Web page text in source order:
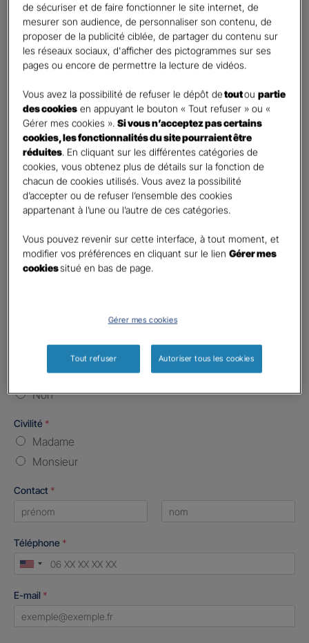
Percevoir un complément de revenu régulier à la
retraite
Percevoir un capital
Autre besoin
Etes-vous déjà titulaire d’un contrat Retraite ? *
Oui
Non
Quel est votre statut professionnel ?*
TNS (Travailleur non salarié)
Salarié
Le saviez-vous ?
Le PER individuel est un produit d'épargne à long terme qui vous permet d'obtenir une
Vos informations :
Etes-vous déjà client Gan assurances ?*
Oui
Non
Civilité *
Madame
Monsieur
Contact *
Téléphone *
United
+1
E-mail *
de sécuriser et de faire fonctionner le site internet, de
mesurer son audience, de personnaliser son contenu, de
proposer de la publicité ciblée, de partager du contenu sur
les réseaux sociaux, d'afficher des pictogrammes sur ses
pages ou encore de permettre la lecture de vidéos.
Vous avez la possibilité de refuser le dépôt detoutoupartie
des cookies en appuyant le bouton « Tout refuser » ou «
Gérer mes cookies ».Si vous n’acceptez pas certains
cookies, les fonctionnalités du site pourraient être
réduites. En cliquant sur les différentes catégories de
cookies, vous obtenez plus de détails sur la fonction de
chacun de cookies utilisés. Vous avez la possibilité
d’accepter ou de refuser l’ensemble des cookies
appartenant à l’une ou l’autre de ces catégories.
Vous pouvez revenir sur cette interface, à tout moment, et
modifier vos préférences en cliquant sur le lienGérer mes
cookiessitué en bas de page.
Gérer mes cookies
Tout refuser Autoriser tous les cookies